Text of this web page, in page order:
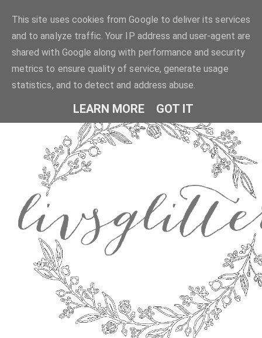
This site uses cookies from Google to deliver its services
and to analyze traffic. Your IP address and user-agent are
shared with Google along with performance and security
metrics to ensure quality of service, generate usage
statistics, and to detect and address abuse.
LEARN MORE GOT IT